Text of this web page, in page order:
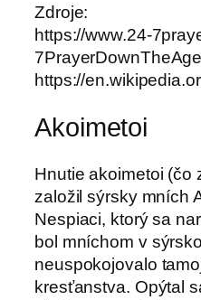
Zdroje:
https://www.24-
https://
Akoimetoi
Hnutie akoimetoi (čo
založil sýrsky mních
Nespiaci, ktorý sa
bol mníchom v
neuspokojovalo
kresťanstva. Opýtal